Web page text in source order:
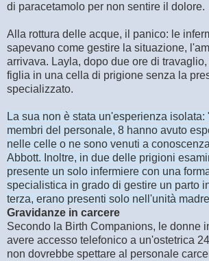
di paracetamolo per non sentire il dolore.
Alla rottura delle acque, il panico: le
sapevano come gestire la situazione,
arrivava. Layla, dopo due ore di
figlia in una cella di prigione senza la
specializzato.
La sua non è stata un'esperienza
membri del personale, 8 hanno avuto
nelle celle o ne sono venuti a
Abbott. Inoltre, in due delle prigioni
presente un solo infermiere con una
specialistica in grado di gestire un parto
terza, erano presenti solo nell'unità
Gravidanze in carcere
Secondo la Birth Companions, le donne
avere accesso telefonico a un'ostetrica
non dovrebbe spettare al personale